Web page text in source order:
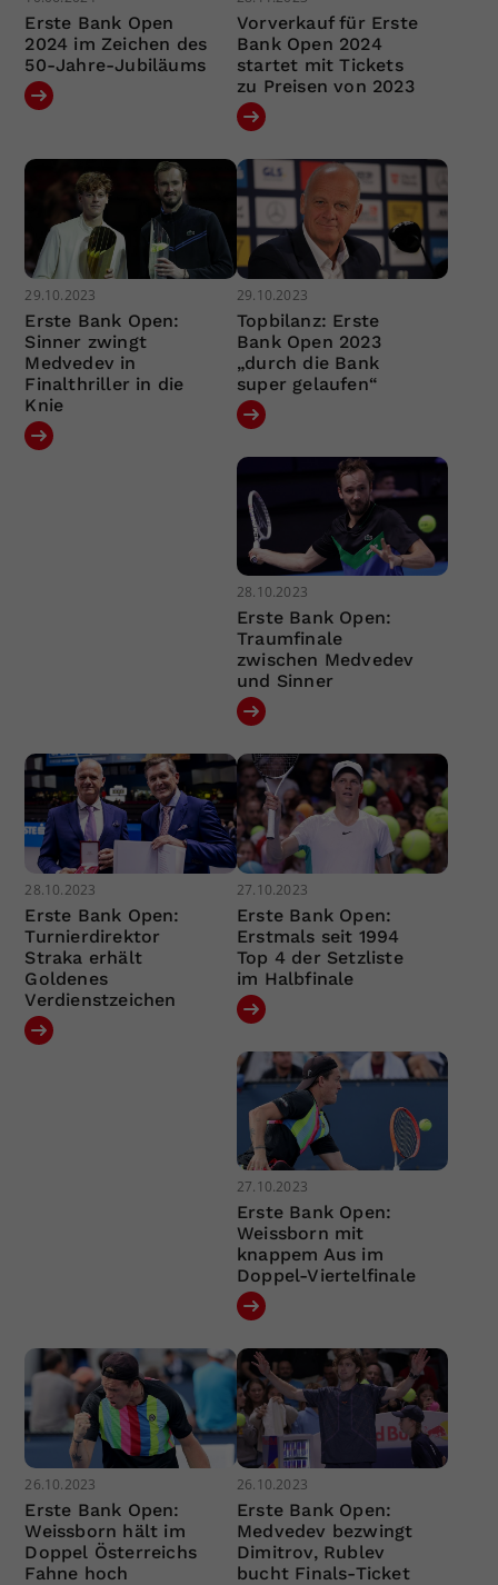
Erste Bank Open
2024 im Zeichen des
50-Jahre-Jubiläums
Vorverkauf für Erste
Bank Open 2024
startet mit Tickets
zu Preisen von 2023
29.10.2023
Erste Bank Open:
Sinner zwingt
Medvedev in
Finalthriller in die
Knie
29.10.2023
Topbilanz: Erste
Bank Open 2023
„durch die Bank
super gelaufen“
28.10.2023
Erste Bank Open:
Traumfinale
zwischen Medvedev
und Sinner
28.10.2023
Erste Bank Open:
Turnierdirektor
Straka erhält
Goldenes
Verdienstzeichen
27.10.2023
Erste Bank Open:
Erstmals seit 1994
Top 4 der Setzliste
im Halbfinale
27.10.2023
Erste Bank Open:
Weissborn mit
knappem Aus im
Doppel-Viertelfinale
26.10.2023
Erste Bank Open:
Weissborn hält im
Doppel Österreichs
Fahne hoch
26.10.2023
Erste Bank Open:
Medvedev bezwingt
Dimitrov, Rublev
bucht Finals-Ticket